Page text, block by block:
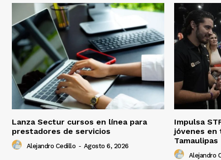
Lanza Sectur cursos en línea para
prestadores de servicios
Alejandro Cedillo - Agosto 6, 2026
Impulsa
jóvenes en
Tamaulipas
Alejandro